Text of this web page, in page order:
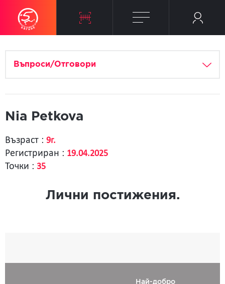
Въпроси/Отговори
Nia Petkova
Възраст : 9г.
Регистриран : 19.04.2025
Точки : 35
Лични постижения.
Най-добро